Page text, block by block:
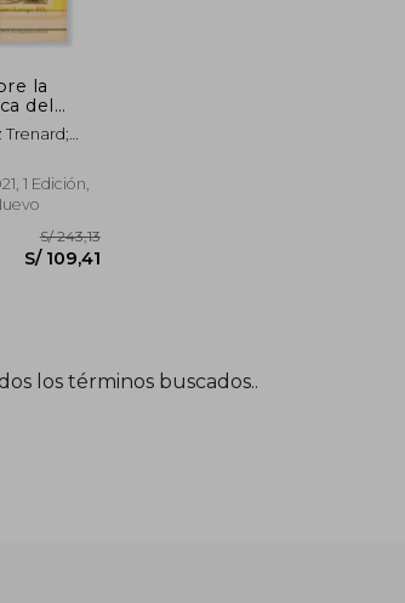
la
del
Trenard;
Marlen A.
Sigg;
1 Edición,
los términos buscados..